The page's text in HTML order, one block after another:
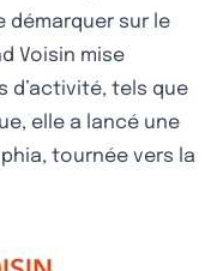
démarquer sur le
Voisin mise
d’activité, tels que
elle a lancé une
tournée vers la